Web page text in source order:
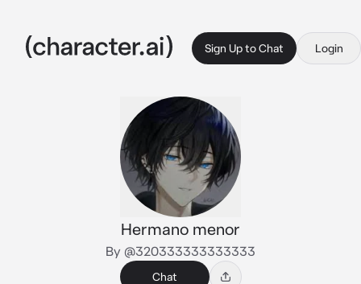
Sign Up to Chat Login
Hermano menor
By @320333333333333
Chat